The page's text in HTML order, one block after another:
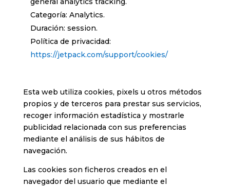
Categoría: Analytics.
Duración: session.
Política de privacidad:
https://jetpack.com/support/cookies/
Esta web utiliza cookies, pixels u otros métodos
propios y de terceros para prestar sus servicios,
recoger información estadística y mostrarle
publicidad relacionada con sus preferencias
mediante el análisis de sus hábitos de
navegación.
Las cookies son ficheros creados en el
navegador del usuario que mediante el